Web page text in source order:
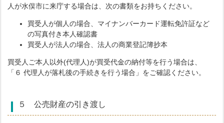
人が水俣市に来庁する場合は、次の書類をお持ちください。
買受人が個人の場合、マイナンバーカード運転免許証など
の写真付き本人確認書
買受人が法人の場合、法人の商業登記簿抄本
買受人ご本人以外(代理人)が買受代金の納付等を行う場合は、
「６ 代理人が落札後の手続きを行う場合」をご確認ください。
５ 公売財産の引き渡し